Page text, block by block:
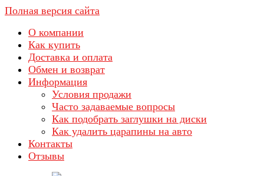
Полная версия сайта
О компании
Как купить
Доставка и оплата
Обмен и возврат
Информация
Условия продажи
Часто задаваемые вопросы
Как подобрать заглушки на диски
Как удалить царапины на авто
Контакты
Отзывы